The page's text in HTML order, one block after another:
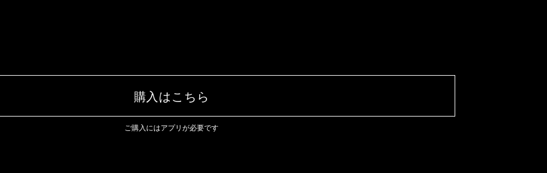
購入はこちら
ご購入にはアプリが必要です